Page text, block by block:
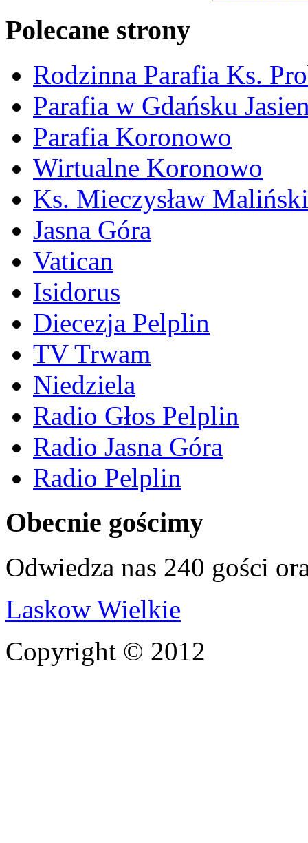
Polecane strony
Rodzinna Parafia Ks.
Parafia w Gdańsku
Parafia Koronowo
Wirtualne Koronowo
Ks. Mieczysław Maliński
Jasna Góra
Vatican
Isidorus
Diecezja Pelplin
TV Trwam
Niedziela
Radio Głos Pelplin
Radio Jasna Góra
Radio Pelplin
Obecnie gościmy
Odwiedza nas 240 gości
Laskow Wielkie
Copyright © 2012